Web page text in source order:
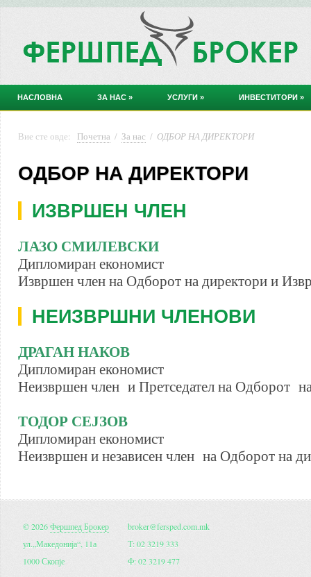
НАСЛОВНА ЗА НАС » УСЛУГИ » ИНВЕСТИТОРИ »
Вие сте овде: Почетна / За нас / ОДБОР НА ДИРЕКТОРИ
ОДБОР НА ДИРЕКТОРИ
ИЗВРШЕН ЧЛЕН
ЛАЗО СМИЛЕВСКИ
Дипломиран економист
Извршен член на Одборот на директори и
НЕИЗВРШНИ ЧЛЕНОВИ
ДРАГАН НАКОВ
Дипломиран економист
Неизвршен член и Претседател на Одборот
ТОДОР СЕЈЗОВ
Дипломиран економист
Неизвршен и независен член на Одборот на
© 2026Фершпед Брокер
ул.„Македонија“, 11а
1000 Скопје
broker@fersped.com.mk
Т: 02 3219 333
Ф: 02 3219 477